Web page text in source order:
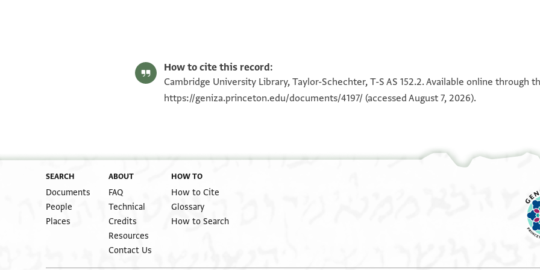
How to cite this record:
Cambridge University Library, Taylor-Schechter, T-S AS 152.2. Available online through
https://geniza.princeton.edu/documents/4197/ (accessed August 7, 2026).
SEARCH
Documents
People
Places
ABOUT
FAQ
Technical
Credits
Resources
Contact Us
HOW TO
How to Cite
Glossary
How to Search